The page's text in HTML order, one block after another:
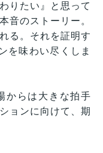
りたい』と思って
音のストーリー。
る。それを証明す
を味わい尽くしま
からは大きな拍手
ョンに向けて、期